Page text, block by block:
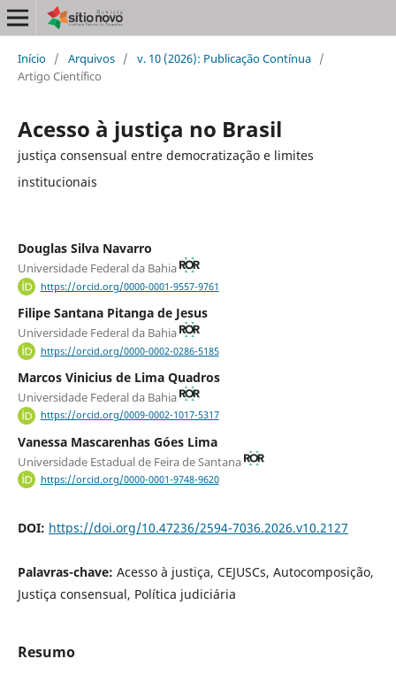
Início / Arquivos / v. 10 (2026): Publicação Contínua /
Artigo Científico
Acesso à justiça no Brasil
justiça consensual entre democratização e limites
institucionais
Douglas Silva Navarro
Universidade Federal da Bahia
https://orcid.org/0000-0001-9557-9761
Filipe Santana Pitanga de Jesus
Universidade Federal da Bahia
https://orcid.org/0000-0002-0286-5185
Marcos Vinicius de Lima Quadros
Universidade Federal da Bahia
https://orcid.org/0009-0002-1017-5317
Vanessa Mascarenhas Góes Lima
Universidade Estadual de Feira de Santana
https://orcid.org/0000-0001-9748-9620
DOI: https://doi.org/10.47236/2594-7036.2026.v10.2127
Palavras-chave: Acesso à justiça, CEJUSCs, Autocomposição,
Justiça consensual, Política judiciária
Resumo